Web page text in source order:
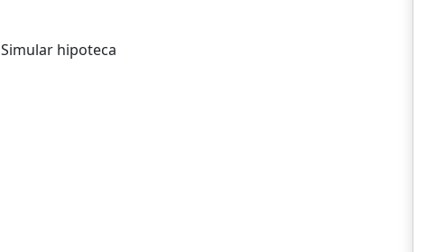
Simular hipoteca